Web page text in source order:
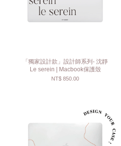
「獨家設計款」設計師系列- 沈靜
Le serein | Macbook保護殼
NT$ 850.00